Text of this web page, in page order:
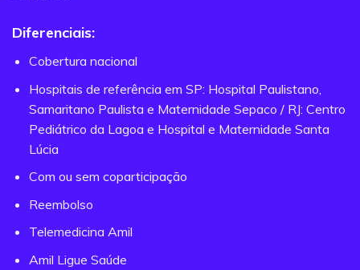
Diferenciais:
Cobertura nacional
Hospitais de referência em SP: Hospital Paulistano,
Samaritano Paulista e Maternidade Sepaco / RJ: Centro
Pediátrico da Lagoa e Hospital e Maternidade Santa
Lúcia
Com ou sem coparticipação
Reembolso
Telemedicina Amil
Amil Ligue Saúde